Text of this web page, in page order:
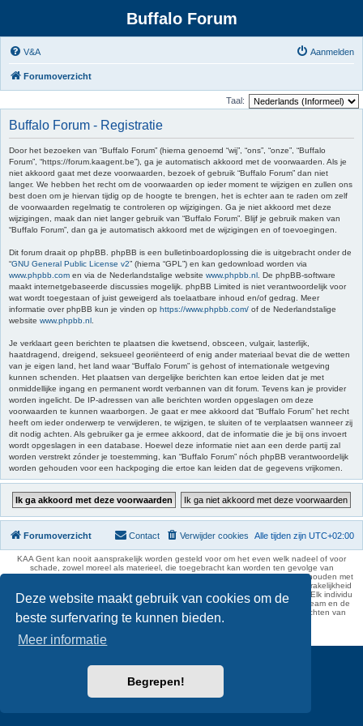
Deze website maakt gebruik van cookies om de
beste surfervaring te kunnen bieden.
Meer informatie
Begrepen!
Buffalo Forum
V&A Aanmelden
Forumoverzicht
Taal:
Buffalo Forum - Registratie
Door het bezoeken van “Buffalo Forum” (hierna genoemd “wij”, “ons”, “onze”, “Buffalo
Forum”, “https://forum.kaagent.be”), ga je automatisch akkoord met de voorwaarden. Als je
niet akkoord gaat met deze voorwaarden, bezoek of gebruik “Buffalo Forum” dan niet
langer. We hebben het recht om de voorwaarden op ieder moment te wijzigen en zullen ons
best doen om je hiervan tijdig op de hoogte te brengen, het is echter aan te raden om zelf
de voorwaarden regelmatig te controleren op wijzigingen. Ga je niet akkoord met deze
wijzigingen, maak dan niet langer gebruik van “Buffalo Forum”. Blijf je gebruik maken van
“Buffalo Forum”, dan ga je automatisch akkoord met de wijzigingen en of toevoegingen.
Dit forum draait op phpBB. phpBB is een bulletinboardoplossing die is uitgebracht onder de
“GNU General Public License v2” (hierna “GPL”) en kan gedownload worden via
www.phpbb.com en via de Nederlandstalige website www.phpbb.nl . De phpBB-software
maakt internetgebaseerde discussies mogelijk. phpBB Limited is niet verantwoordelijk voor
wat wordt toegestaan of juist geweigerd als toelaatbare inhoud en/of gedrag. Meer
informatie over phpBB kun je vinden op https://www.phpbb.com/ of de Nederlandstalige
website www.phpbb.nl
Je verklaart geen berichten te plaatsen die kwetsend, obsceen, vulgair, lasterlijk,
haatdragend, dreigend, seksueel georiënteerd of enig ander materiaal bevat die de wetten
van je eigen land, het land waar “Buffalo Forum” is gehost of internationale wetgeving
kunnen schenden. Het plaatsen van dergelijke berichten kan ertoe leiden dat je met
onmiddellijke ingang en permanent wordt verbannen van dit forum. Tevens kan je provider
worden ingelicht. De IP-adressen van alle berichten worden opgeslagen om deze
voorwaarden te kunnen waarborgen. Je gaat er mee akkoord dat “Buffalo Forum” het recht
heeft om ieder onderwerp te verwijderen, te wijzigen, te sluiten of te verplaatsen wanneer zij
dit nodig achten. Als gebruiker ga je ermee akkoord, dat de informatie die je bij ons invoert
wordt opgeslagen in een database. Hoewel deze informatie niet aan een derde partij zal
worden verstrekt zónder je toestemming, kan “Buffalo Forum” nóch phpBB verantwoordelijk
worden gehouden voor een hackpoging die ertoe kan leiden dat de gegevens vrijkomen.
Forumoverzicht Alle tijden zijn UTC+02:00
Verwijder cookies
Contact
KAA Gent kan nooit aansprakelijk worden gesteld voor om het even welk nadeel of voor
schade, zowel moreel als materieel, die toegebracht kan worden ten gevolge van
feitelijkheden en daden van derden die rechtstreeks of onrechtstreeks verband houden met
de gegevens vermeld op de website van KAA Gent. Deze ontheffing van aansprakelijkheid
geldt inzonderheid voor het forum, waarvan KAA Gent zich volledig distantieert. Elk individu
is dus verantwoordelijk voor zijn uitlatingen op het Buffalo Forum. Ook het webteam en de
moderators kunnen niet aansprakelijk gesteld worden voor de inhoud van berichten van
gebruikers.